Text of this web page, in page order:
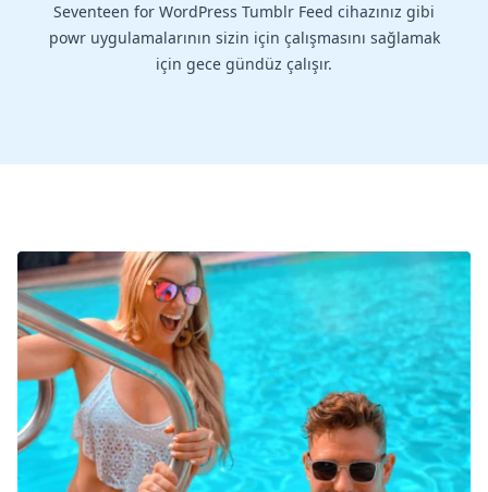
Seventeen for WordPress Tumblr Feed cihazınız gibi
powr uygulamalarının sizin için çalışmasını sağlamak
için gece gündüz çalışır.